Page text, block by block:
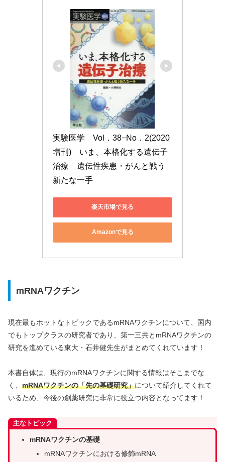
実験医学　Vol．38−No．2(2020
増刊)　いま、本格化する遺伝子
治療　遺伝性疾患・がんと戦う
新たな一手
楽天市場で見る
Amazonで見る
mRNAワクチン
現在最もホットなトピックであるmRNAワクチンについて、国内
でもトップクラスの研究者であり、第一三共とmRNAワクチンの
研究を進めている東大・石井健先生がまとめてくれています！
本書自体は、現行のmRNAワクチンに関する情報はそこまでな
く、 mRNAワクチンの「先の基礎研究」について紹介してくれて
いるため、今後の創薬研究に非常に役立つ内容となってます！
主なトピック
mRNAワクチンの基礎
mRNAワクチンにおける修飾mRNA